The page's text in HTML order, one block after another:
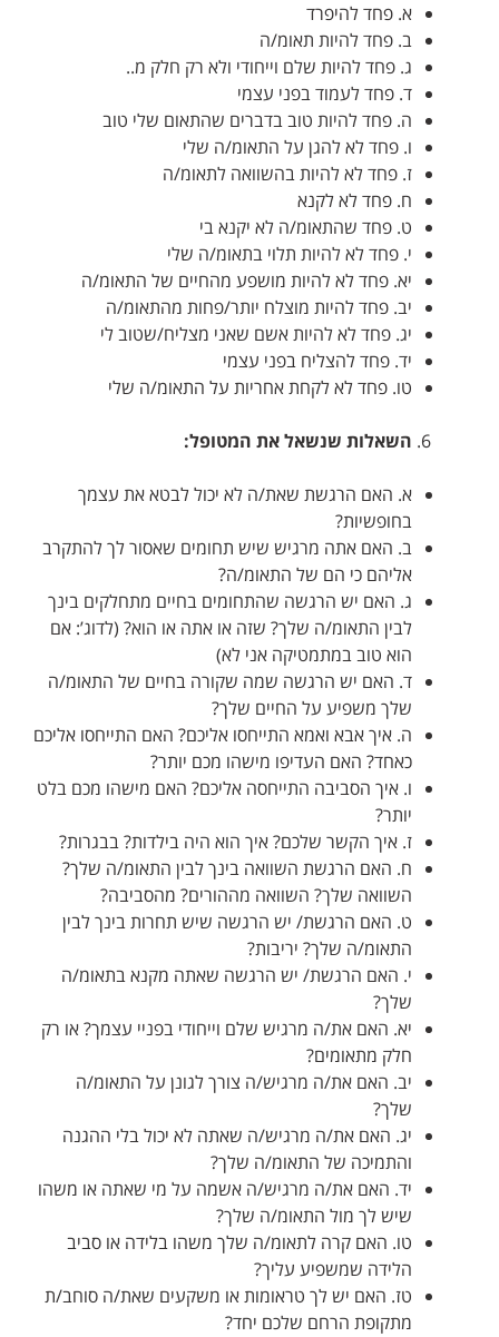
א. פחד להיפרד
ב. פחד להיות תאומ/ה
ג. פחד להיות שלם וייחודי ולא רק חלק מ..
ד. פחד לעמוד בפני עצמי
ה. פחד להיות טוב בדברים שהתאום שלי טוב
ו. פחד לא להגן על התאומ/ה שלי
ז. פחד לא להיות בהשוואה לתאומ/ה
ח. פחד לא לקנא
ט. פחד שהתאומ/ה לא יקנא בי
י. פחד לא להיות תלוי בתאומ/ה שלי
יא. פחד לא להיות מושפע מהחיים של התאומ/ה
יב. פחד להיות מוצלח יותר/פחות מהתאומ/ה
יג. פחד לא להיות אשם שאני מצליח/שטוב לי
יד. פחד להצליח בפני עצמי
טו. פחד לא לקחת אחריות על התאומ/ה שלי
השאלות שנשאל את המטופל:
א. האם הרגשת שאת/ה לא יכול לבטא את עצמך
בחופשיות?
ב. האם אתה מרגיש שיש תחומים שאסור לך להתקרב
אליהם כי הם של התאומ/ה?
ג. האם יש הרגשה שהתחומים בחיים מתחלקים בינך
לבין התאומ/ה שלך? שזה או אתה או הוא? (לדוג’: אם
הוא טוב במתמטיקה אני לא)
ד. האם יש הרגשה שמה שקורה בחיים של התאומ/ה
שלך משפיע על החיים שלך?
ה. איך אבא ואמא התייחסו אליכם? האם התייחסו אליכם
כאחד? האם העדיפו מישהו מכם יותר?
ו. איך הסביבה התייחסה אליכם? האם מישהו מכם בלט
יותר?
ז. איך הקשר שלכם? איך הוא היה בילדות? בבגרות?
ח. האם הרגשת השוואה בינך לבין התאומ/ה שלך?
השוואה שלך? השוואה מההורים? מהסביבה?
ט. האם הרגשת/ יש הרגשה שיש תחרות בינך לבין
התאומ/ה שלך? יריבות?
י. האם הרגשת/ יש הרגשה שאתה מקנא בתאומ/ה
שלך?
יא. האם את/ה מרגיש שלם וייחודי בפניי עצמך? או רק
חלק מתאומים?
יב. האם את/ה מרגיש/ה צורך לגונן על התאומ/ה
שלך?
יג. האם את/ה מרגיש/ה שאתה לא יכול בלי ההגנה
והתמיכה של התאומ/ה שלך?
יד. האם את/ה מרגיש/ה אשמה על מי שאתה או משהו
שיש לך מול התאומ/ה שלך?
טו. האם קרה לתאומ/ה שלך משהו בלידה או סביב
הלידה שמשפיע עליך?
טז. האם יש לך טראומות או משקעים שאת/ה סוחב/ת
מתקופת הרחם שלכם יחד?